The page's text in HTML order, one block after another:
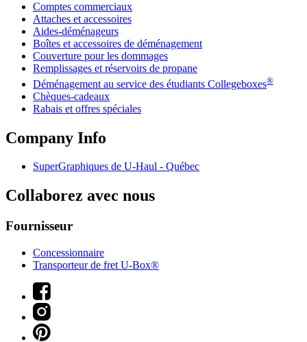
Comptes commerciaux
Attaches et accessoires
Aides-déménageurs
Boîtes et accessoires de déménagement
Couverture pour les dommages
Remplissages et réservoirs de propane
Déménagement au service des étudiants Collegeboxes®
Chèques-cadeaux
Rabais et offres spéciales
Company Info
SuperGraphiques de U-Haul - Québec
Collaborez avec nous
Fournisseur
Concessionnaire
Transporteur de fret U-Box®